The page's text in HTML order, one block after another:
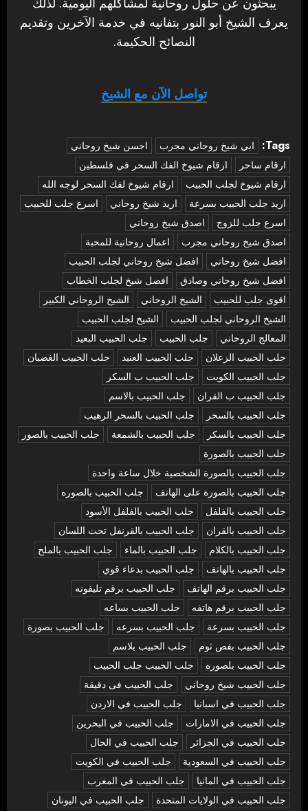
يعرف الشيخ أبو النور بتفانيه في خدمة الآخرين وتقديم
النصائح الحكيمة.
تواصل الآن مع الشيخ
Tags: ‏ابي شيخ روحاني مجرب
احسن شيخ روحاني
ارقام ساحر
ارقام شيوخ الفك السحر في فلسطين
ارقام شيوخ لجلب الحبيب
ارقام شيوخ لفك السحر لوجه الله
اريد جلب الحبيب بسرعة
اريد شيخ روحاني
اسرع جلب للحبيب
اسرع جلب للزوج
اصدق شيخ روحاني
اصدق شيخ روحاني مجرب
اعمال روحانية للمحبة
افضل شيخ روحاني
افضل شيخ روحاني لجلب الحبيب
افضل شيخ روحاني وصادق
افضل شيخ لجلب الخطاب
اقوى جلب للحبيب
الشيخ الروحاني
الشيخ الروحاني الكبير
الشيخ الروحاني لجلب الحبيب
الشيخ لجلب الحبيب
المعالج الروحاني
جلب الحبيب
جلب الحبيب البعيد
جلب الحبيب الزعلان
جلب الحبيب العنيد
جلب الحبيب الغضبان
جلب الحبيب الكويت
جلب الحبيب ب السكر
جلب الحبيب ب القران
جلب الحبيب بالاسم
جلب الحبيب بالسحر
جلب الحبيب بالسحر الرهيب
جلب الحبيب بالسكر
جلب الحبيب بالشمعة
جلب الحبيب بالصور
جلب الحبيب بالصورة
جلب الحبيب بالصورة الشخصية خلال ساعة واحدة
جلب الحبيب بالصورة على الهاتف
جلب الحبيب بالصوره
جلب الحبيب بالفلفل
جلب الحبيب بالفلفل الأسود
جلب الحبيب بالقران
جلب الحبيب بالقرنفل تحت اللسان
جلب الحبيب بالكلام
جلب الحبيب بالماء
جلب الحبيب بالملح
جلب الحبيب بالهاتف
جلب الحبيب بدعاء قوي
جلب الحبيب برقم الهاتف
جلب الحبيب برقم تليفونه
جلب الحبيب برقم هاتفه
جلب الحبيب بساعه
جلب الحبيب بسرعة
جلب الحبيب بسرعه
جلب الحبيب بصورة
جلب الحبيب بفص ثوم
جلب الحبيب بلاسم
جلب الحبيب بلصوره
جلب الحبيب جلب الحبيب
جلب الحبيب شيخ روحاني
جلب الحبيب فى دقيقة
جلب الحبيب في اسبانيا
جلب الحبيب في الاردن
جلب الحبيب في الامارات
جلب الحبيب في البحرين
جلب الحبيب في الجزائر
جلب الحبيب في الحال
جلب الحبيب في السعودية
جلب الحبيب في الكويت
جلب الحبيب في المانيا
جلب الحبيب في المغرب
جلب الحبيب في الولايات المتحدة
جلب الحبيب في اليونان